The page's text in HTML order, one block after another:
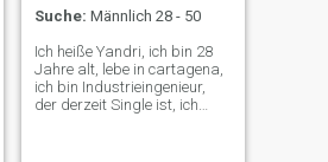
Suche: Männlich 28 - 50
Ich heiße Yandri, ich bin 28
Jahre alt, lebe in cartagena,
ich bin Industrieingenieur,
der derzeit Single ist, ich